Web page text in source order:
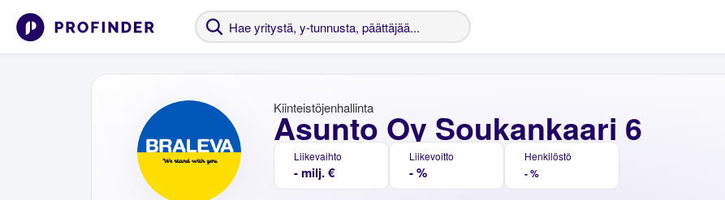
Asunto Oy Soukankaari 6
Kiinteistöjenhallinta
Liikevaihto
- milj. €
Liikevoitto
- %
Henkilöstö
- %